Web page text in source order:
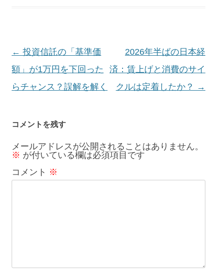
投
稿
ナ
ゲ
シ
ョ
← 投資信託の「基準価
額」が1万円を下回った
らチャンス？誤解を解く
2026年半ばの日本経
済：賃上げと消費のサイ
クルは定着したか？
→
コメントを残す
メールアドレスが公開されることはありません。
※ が付いている欄は必須項目です
コメント ※